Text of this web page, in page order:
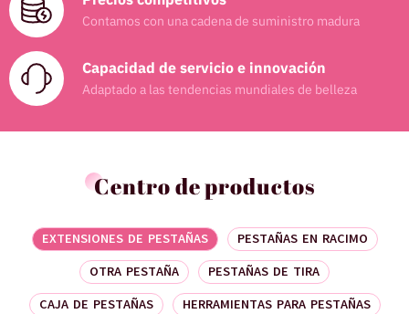
Contamos con una cadena de suministro madura
Capacidad de servicio e innovación
Adaptado a las tendencias mundiales de belleza
Centro de productos
EXTENSIONES DE PESTAÑAS
PESTAÑAS EN RACIMO
OTRA PESTAÑA
PESTAÑAS DE TIRA
CAJA DE PESTAÑAS
HERRAMIENTAS PARA PESTAÑAS